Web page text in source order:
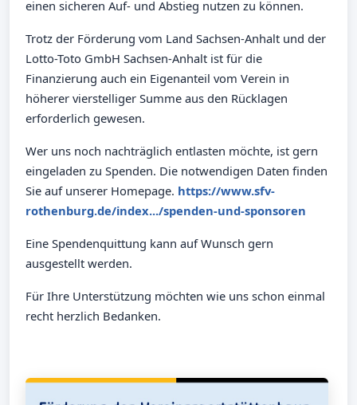
einen sicheren Auf- und Abstieg nutzen zu können.
Trotz der Förderung vom Land Sachsen-Anhalt und der
Lotto-Toto GmbH Sachsen-Anhalt ist für die
Finanzierung auch ein Eigenanteil vom Verein in
höherer vierstelliger Summe aus den Rücklagen
erforderlich gewesen.
Wer uns noch nachträglich entlasten möchte, ist gern
eingeladen zu Spenden. Die notwendigen Daten finden
Sie auf unserer Homepage. https://www.sfv-
rothenburg.de/index.../spenden-und-sponsoren
Eine Spendenquittung kann auf Wunsch gern
ausgestellt werden.
Für Ihre Unterstützung möchten wie uns schon einmal
recht herzlich Bedanken.